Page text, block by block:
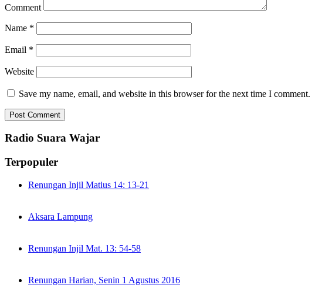
Comment
Name *
Email *
Website
Save my name, email, and website in this browser for the next time I comment.
Radio Suara Wajar
Terpopuler
Renungan Injil Matius 14: 13-21
Aksara Lampung
Renungan Injil Mat. 13: 54-58
Renungan Harian, Senin 1 Agustus 2016